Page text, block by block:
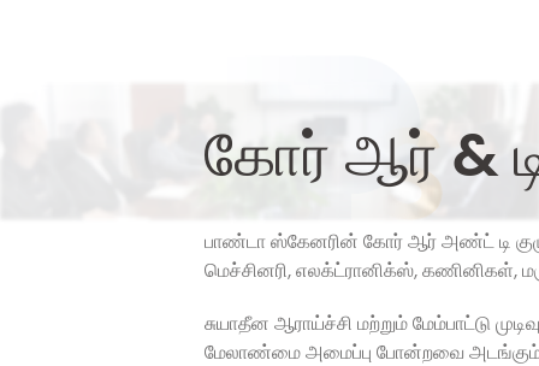
கோர் ஆர் & டி
பாண்டா ஸ்கேனரின் கோர் ஆர் அண்ட் டி குழு
மெச்சினரி, எலக்ட்ரானிக்ஸ், கணினிகள்,
சுயாதீன ஆராய்ச்சி மற்றும் மேம்பாட்டு
மேலாண்மை அமைப்பு போன்றவை அடங்கும்,